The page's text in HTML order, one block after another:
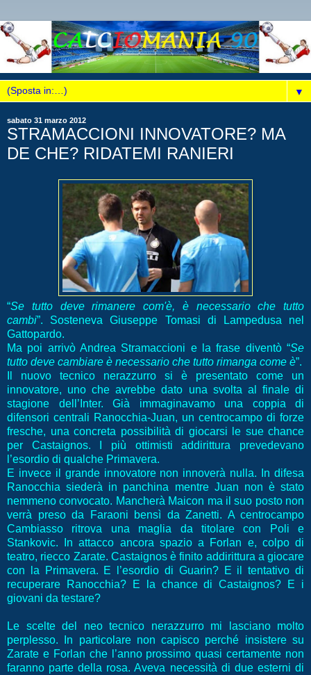
▼
sabato 31 marzo 2012
STRAMACCIONI INNOVATORE? MA
DE CHE? RIDATEMI RANIERI
“Se tutto deve rimanere com'è, è necessario che tutto
cambi”. Sosteneva Giuseppe Tomasi di Lampedusa nel
Gattopardo.
Ma poi arrivò Andrea Stramaccioni e la frase diventò “Se
tutto deve cambiare è necessario che tutto rimanga come è”.
Il nuovo tecnico nerazzurro si è presentato come un
innovatore, uno che avrebbe dato una svolta al finale di
stagione dell’Inter. Già immaginavamo una coppia di
difensori centrali Ranocchia-Juan, un centrocampo di forze
fresche, una concreta possibilità di giocarsi le sue chance
per Castaignos. I più ottimisti addirittura prevedevano
l’esordio di qualche Primavera.
E invece il grande innovatore non innoverà nulla. In difesa
Ranocchia siederà in panchina mentre Juan non è stato
nemmeno convocato. Mancherà Maicon ma il suo posto non
verrà preso da Faraoni bensì da Zanetti. A centrocampo
Cambiasso ritrova una maglia da titolare con Poli e
Stankovic. In attacco ancora spazio a Forlan e, colpo di
teatro, riecco Zarate. Castaignos è finito addirittura a giocare
con la Primavera. E l’esordio di Guarin? E il tentativo di
recuperare Ranocchia? E la chance di Castaignos? E i
giovani da testare?
Le scelte del neo tecnico nerazzurro mi lasciano molto
perplesso. In particolare non capisco perché insistere su
Zarate e Forlan che l’anno prossimo quasi certamente non
faranno parte della rosa. Aveva necessità di due esterni di